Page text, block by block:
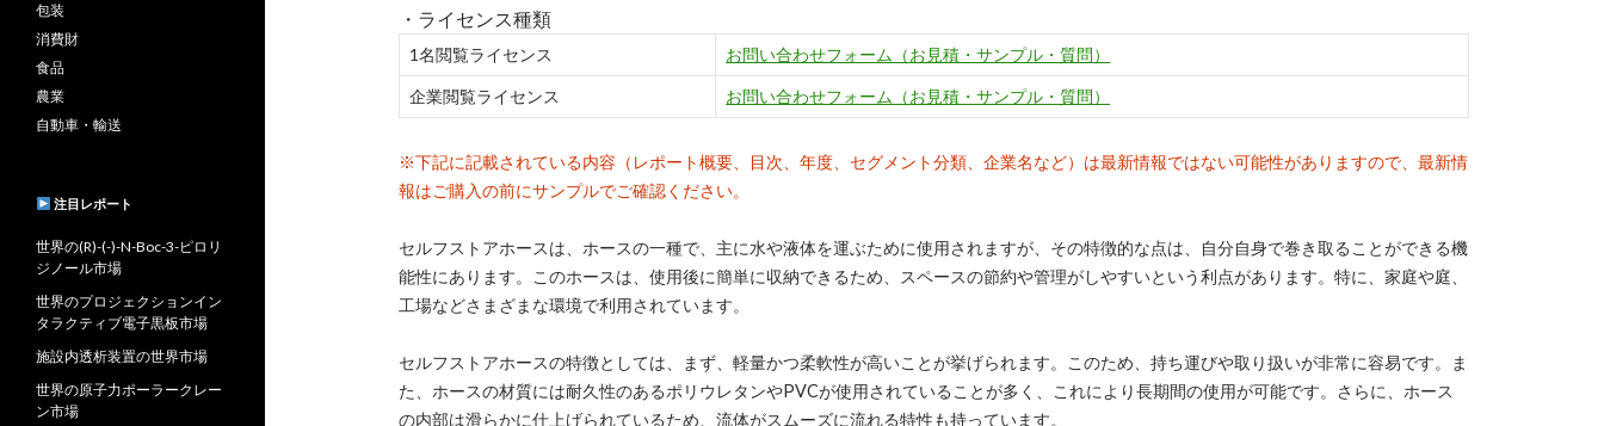
・ライセンス種類
1名閲覧ライセンス お問い合わせフォーム（お見積・サンプル・質問）
企業閲覧ライセンス お問い合わせフォーム（お見積・サンプル・質問）
※下記に記載されている内容（レポート概要、目次、年度、セグメント分類、企業名など）は最新情報ではない可能性がありますので、最新情
報はご購入の前にサンプルでご確認ください。
セルフストアホースは、ホースの一種で、主に水や液体を運ぶために使用されますが、その特徴的な点は、自分自身で巻き取ることができる機
能性にあります。このホースは、使用後に簡単に収納できるため、スペースの節約や管理がしやすいという利点があります。特に、家庭や庭、
工場などさまざまな環境で利用されています。
セルフストアホースの特徴としては、まず、軽量かつ柔軟性が高いことが挙げられます。このため、持ち運びや取り扱いが非常に容易です。ま
た、ホースの材質には耐久性のあるポリウレタンやPVCが使用されていることが多く、これにより長期間の使用が可能です。さらに、ホース
の内部は滑らかに仕上げられているため、流体がスムーズに流れる特性も持っています。
包装
消費財
食品
農業
自動車・輸送
注目レポート
世界の(R)-(-)-N-Boc-3-ピロリ
ジノール市場
世界のプロジェクションイン
タラクティブ電子黒板市場
施設内透析装置の世界市場
世界の原子力ポーラークレー
ン市場